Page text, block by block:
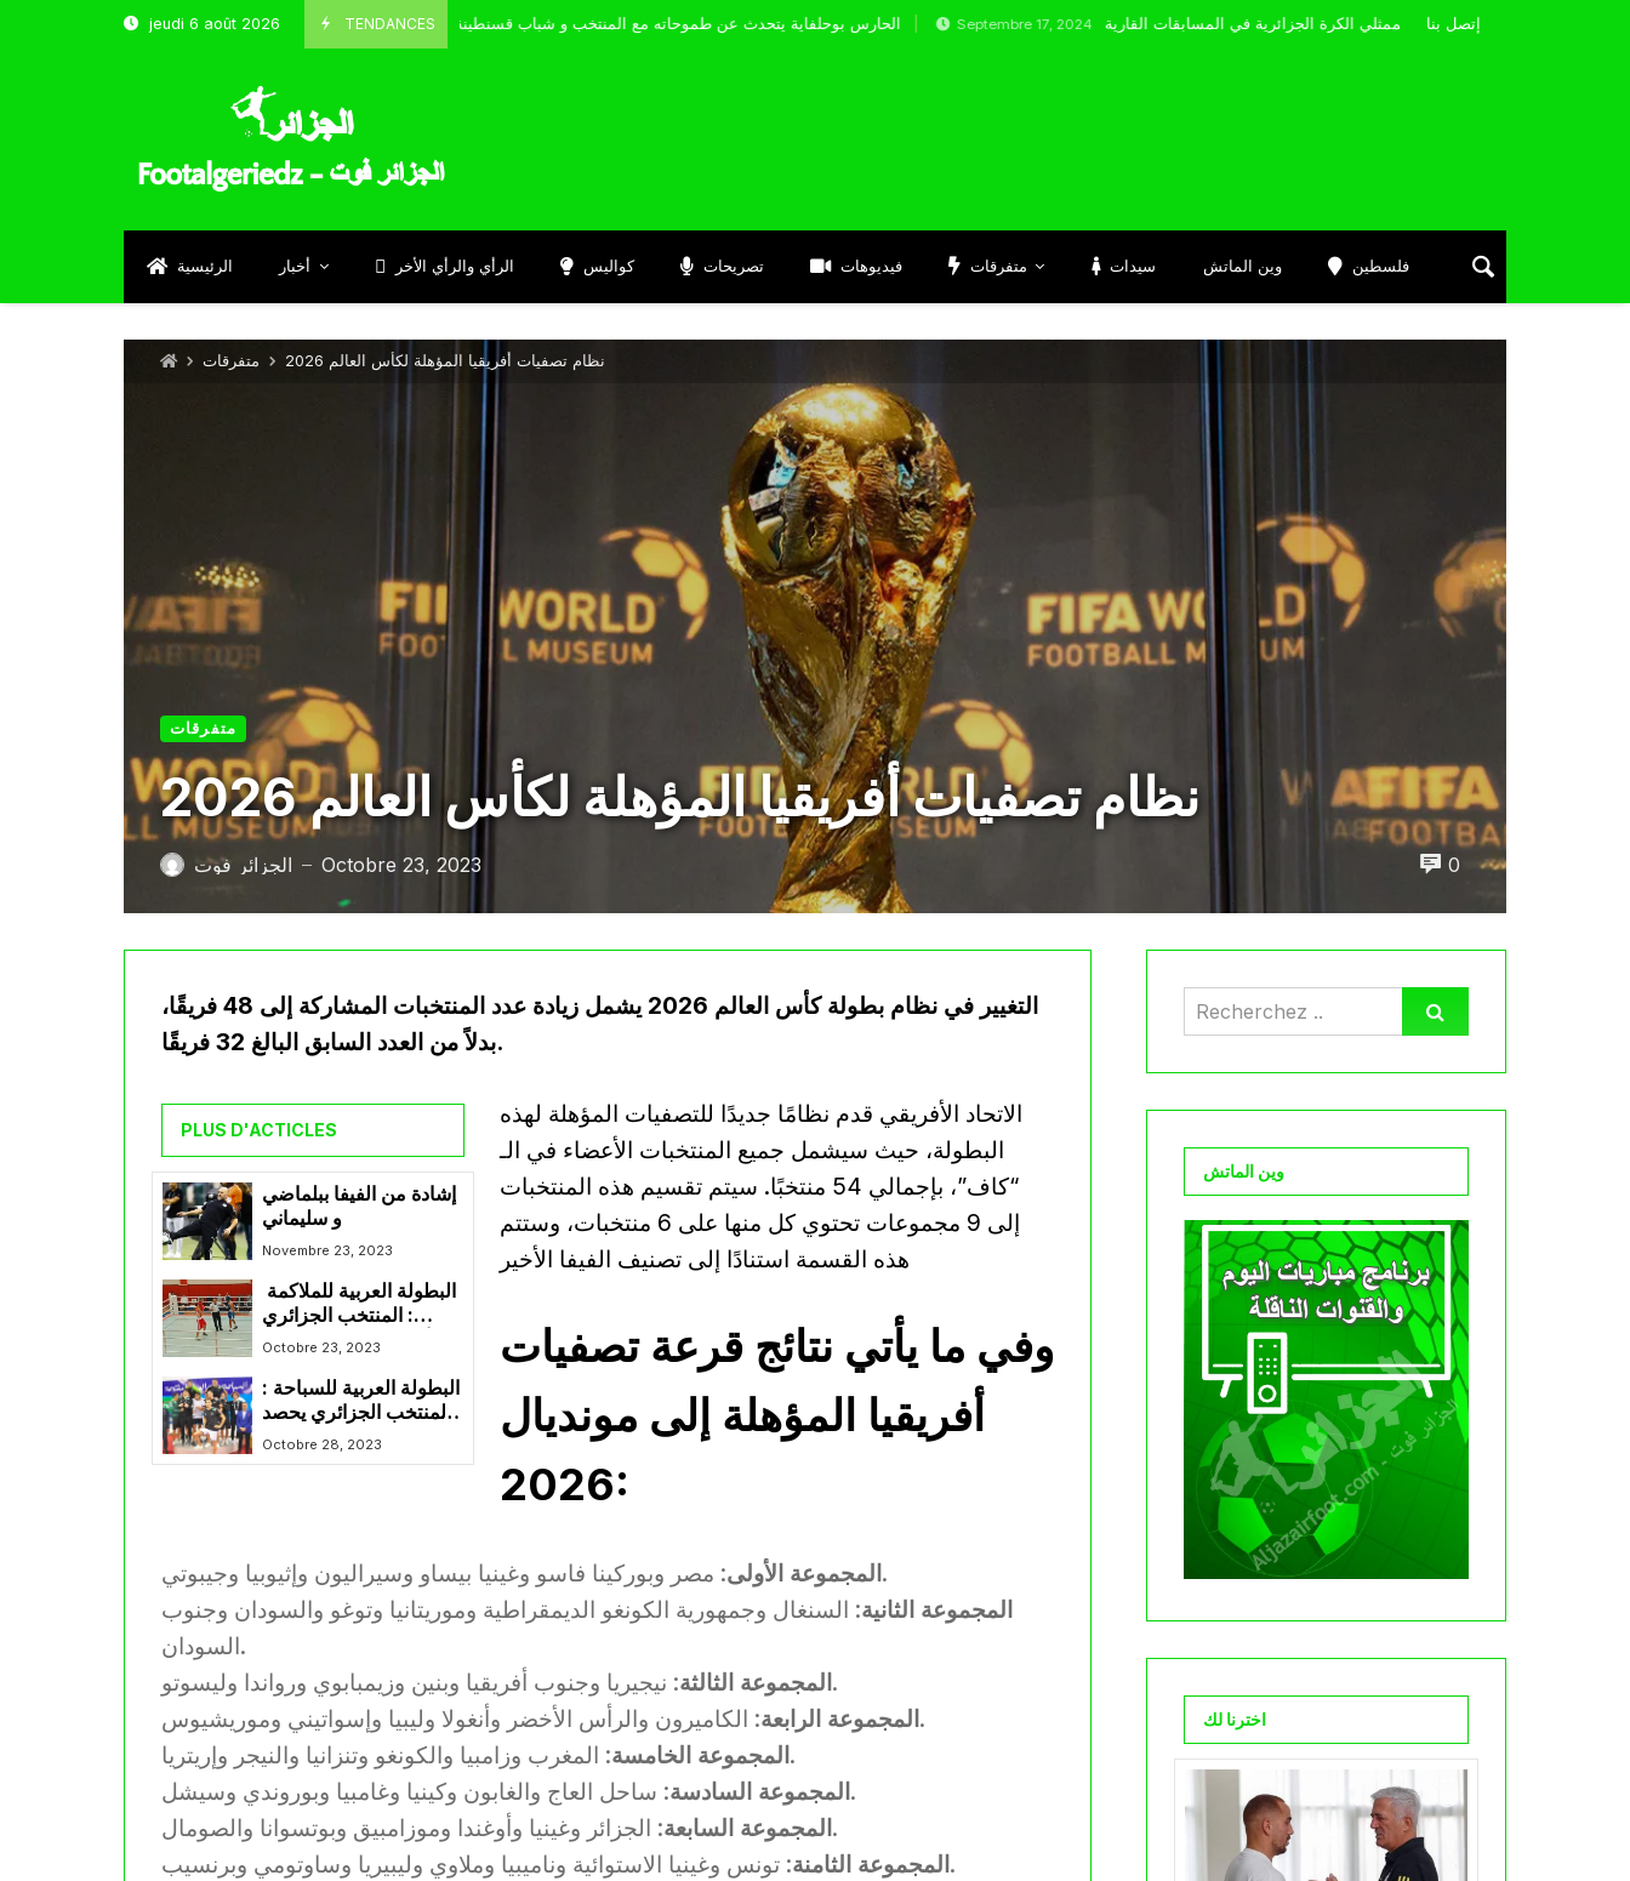
jeudi 6 août 2026 TENDANCES
Octobre 8, 2024 الحارس بوحلفاية يتحدث عن طموحاته مع المنتخب و شباب قسنطينة Septembre 17, 2024 إتصل بنا
الرئيسية أخبار الرأي والرأي الأخر كواليس تصريحات فيديوهات متفرقات سيدات وين الماتش فلسطين
متفرقات نظام تصفيات أفريقيا المؤهلة لكأس العالم 2026
متفرقات
نظام تصفيات أفريقيا المؤهلة لكأس العالم 2026
الجزائر فوت — Octobre 23, 2023 0
التغيير في نظام بطولة كأس العالم 2026 يشمل زيادة عدد المنتخبات المشاركة إلى 48 فريقًا،
بدلاً من العدد السابق البالغ 32 فريقًا.
PLUS D'ACTICLES
إشادة من الفيفا ببلماضي
و سليماني
Novembre 23, 2023
البطولة العربية للملاكمة
: المنتخب الجزائري
للأواسط ينهي المنافسة
Octobre 23, 2023
البطولة العربية للسباحة :
المنتخب الجزائري يحصد
6 ميداليات في اليوم
الأول
Octobre 28, 2023
الاتحاد الأفريقي قدم نظامًا جديدًا للتصفيات المؤهلة لهذه
البطولة، حيث سيشمل جميع المنتخبات الأعضاء في الـ
“كاف”، بإجمالي 54 منتخبًا. سيتم تقسيم هذه المنتخبات
إلى 9 مجموعات تحتوي كل منها على 6 منتخبات، وستتم
هذه القسمة استنادًا إلى تصنيف الفيفا الأخير
وفي ما يأتي نتائج قرعة تصفيات
أفريقيا المؤهلة إلى مونديال
2026:
المجموعة الأولى : مصر وبوركينا فاسو وغينيا بيساو وسيراليون وإثيوبيا وجيبوتي.
المجموعة الثانية: السنغال وجمهورية الكونغو الديمقراطية وموريتانيا وتوغو والسودان وجنوب
السودان.
المجموعة الثالثة : نيجيريا وجنوب أفريقيا وبنين وزيمبابوي ورواندا وليسوتو.
المجموعة الرابعة : الكاميرون والرأس الأخضر وأنغولا وليبيا وإسواتيني وموريشيوس.
المجموعة الخامسة : المغرب وزامبيا والكونغو وتنزانيا والنيجر وإريتريا.
المجموعة السادسة : ساحل العاج والغابون وكينيا وغامبيا وبوروندي وسيشل.
المجموعة السابعة : الجزائر وغينيا وأوغندا وموزامبيق وبوتسوانا والصومال.
المجموعة الثامنة : تونس وغينيا الاستوائية وناميبيا وملاوي وليبيريا وساوتومي وبرنسيب.
وين الماتش
اخترنا لك